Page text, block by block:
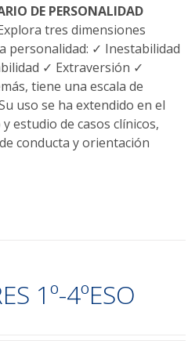
DE PERSONALIDAD
tres dimensiones
personalidad: ✓ Inestabilidad
✓ Extraversión ✓
tiene una escala de
uso se ha extendido en el
estudio de casos clínicos,
conducta y orientación
1º-4ºESO